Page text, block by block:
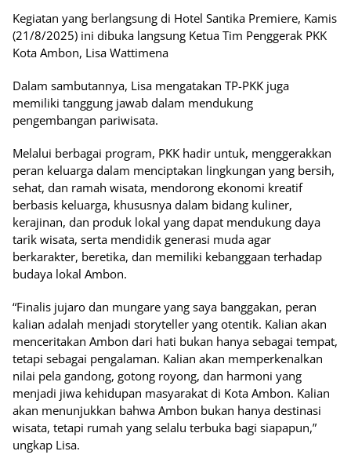
Kegiatan yang berlangsung di Hotel Santika Premiere, Kamis
(21/8/2025) ini dibuka langsung Ketua Tim Penggerak PKK
Kota Ambon, Lisa Wattimena
Dalam sambutannya, Lisa mengatakan TP-PKK juga
memiliki tanggung jawab dalam mendukung
pengembangan pariwisata.
Melalui berbagai program, PKK hadir untuk, menggerakkan
peran keluarga dalam menciptakan lingkungan yang bersih,
sehat, dan ramah wisata, mendorong ekonomi kreatif
berbasis keluarga, khususnya dalam bidang kuliner,
kerajinan, dan produk lokal yang dapat mendukung daya
tarik wisata, serta mendidik generasi muda agar
berkarakter, beretika, dan memiliki kebanggaan terhadap
budaya lokal Ambon.
“Finalis jujaro dan mungare yang saya banggakan, peran
kalian adalah menjadi storyteller yang otentik. Kalian akan
menceritakan Ambon dari hati bukan hanya sebagai tempat,
tetapi sebagai pengalaman. Kalian akan memperkenalkan
nilai pela gandong, gotong royong, dan harmoni yang
menjadi jiwa kehidupan masyarakat di Kota Ambon. Kalian
akan menunjukkan bahwa Ambon bukan hanya destinasi
wisata, tetapi rumah yang selalu terbuka bagi siapapun,”
ungkap Lisa.